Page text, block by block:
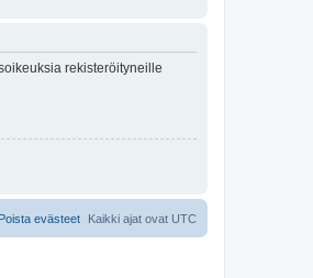
rekisteröityneille
Kaikki ajat ovat UTC
Poista evästeet